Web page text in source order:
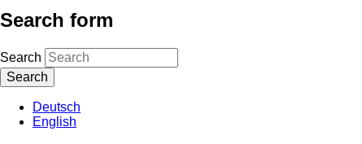
Search form
Search
Deutsch
English